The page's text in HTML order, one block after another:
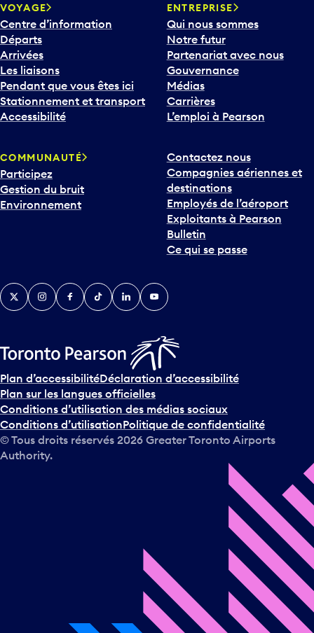
VOYAGE
Centre d’information
Départs
Arrivées
Les liaisons
Pendant que vous êtes ici
Stationnement et transport
Accessibilité
ENTREPRISE
Qui nous sommes
Notre futur
Partenariat avec nous
Gouvernance
Médias
Carrières
L’emploi à Pearson
COMMUNAUTÉ
Participez
Gestion du bruit
Environnement
Contactez nous
Compagnies aériennes et
destinations
Employés de l’aéroport
Exploitants à Pearson
Bulletin
Ce qui se passe
TwitterInstagramFacebook
TikTokLinkedInYouTube
Plan d’accessibilitéDéclaration d’accessibilité
Plan sur les langues officielles
Conditions d’utilisation des médias sociaux
Conditions d’utilisationPolitique de confidentialité
© Tous droits réservés 2026 Greater Toronto Airports
Authority.